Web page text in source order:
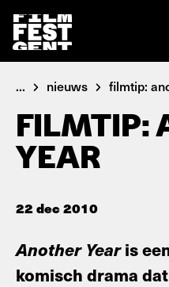
... nieuws filmtip:
FILMTIP:
YEAR
22 dec 2010
Another Yearis
komisch drama